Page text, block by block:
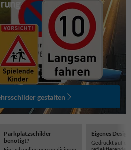
gestalten
Parkplatzschilder
benötigt?
Eigenes
Gedruckt auf